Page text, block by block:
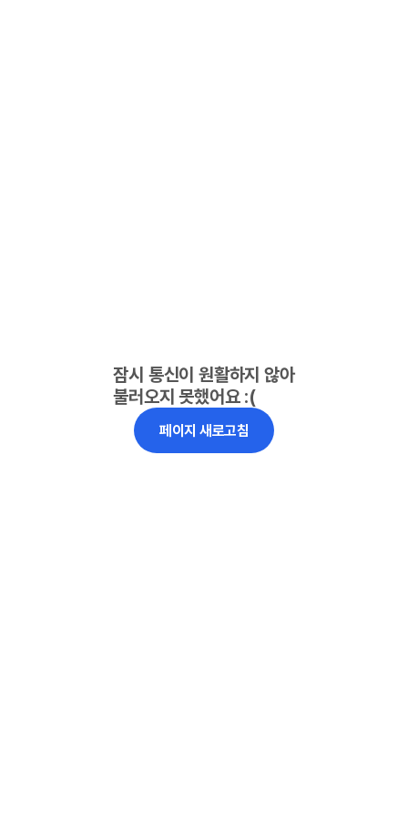
잠시 통신이 원활하지 않아
불러오지 못했어요 :(
페이지 새로고침